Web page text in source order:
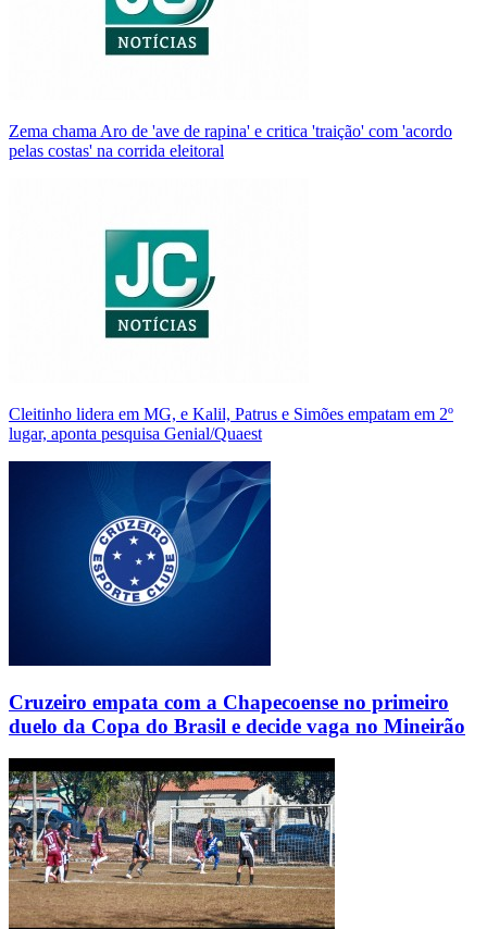
Zema chama Aro de 'ave de rapina' e critica 'traição' com 'acordo
pelas costas' na corrida eleitoral
Cleitinho lidera em MG, e Kalil, Patrus e Simões empatam em 2º
lugar, aponta pesquisa Genial/Quaest
Cruzeiro empata com a Chapecoense no primeiro
duelo da Copa do Brasil e decide vaga no Mineirão